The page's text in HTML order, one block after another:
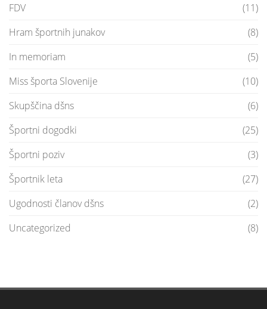
FDV
(11)
Hram športnih junakov
(8)
In memoriam
(5)
Miss športa Slovenije
(10)
Skupščina dšns
(6)
Športni dogodki
(25)
Športni poziv
(3)
Športnik leta
(27)
Ugodnosti članov dšns
(2)
Uncategorized
(8)